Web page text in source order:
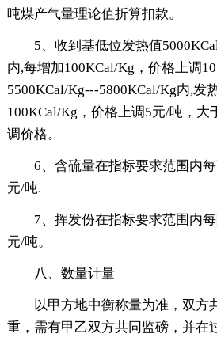
吨煤产气量理论值折算扣款。
5、收到基低位发热值
内,每增加100KCal/Kg，价格上调
5500KCal/Kg---5800KCal/Kg内,发
100KCal/Kg，价格上调5元/吨，大
调价格。
6、含硫量在指标要求范围内
元/吨.
7、挥发份在指标要求范围内
元/吨。
八、数量计量
以甲方地中衡称量为准，双方
重，需有甲乙双方共同监磅，并在